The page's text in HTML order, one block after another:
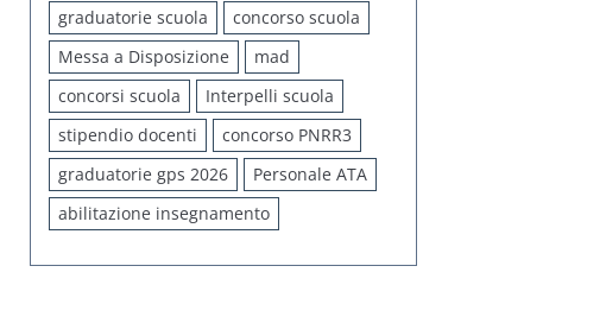
graduatorie scuola
concorso scuola
Messa a Disposizione
mad
concorsi scuola
Interpelli scuola
stipendio docenti
concorso PNRR3
graduatorie gps 2026
Personale ATA
abilitazione insegnamento